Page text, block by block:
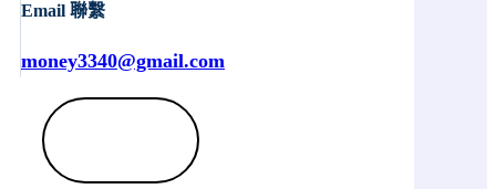
Email 聯繫
money3340@gmail.com